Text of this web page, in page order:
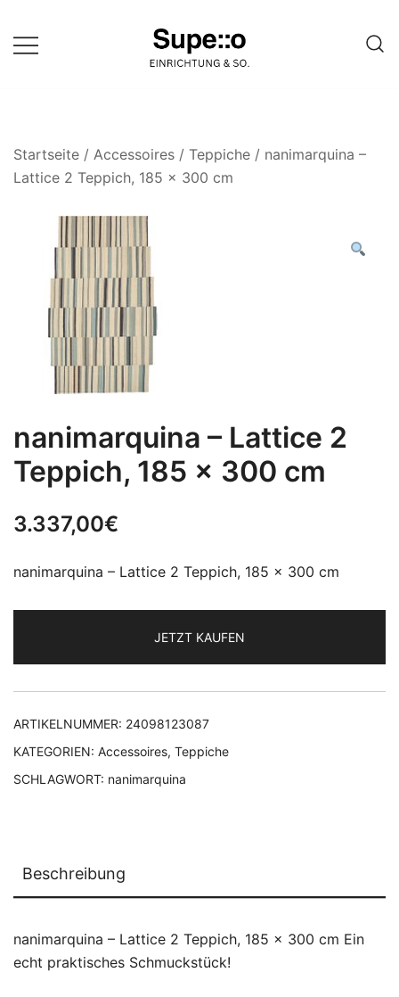
zum
Inhalt
einer Website
Startseite / Accessoires / Teppiche / nanimarquina –
Lattice 2 Teppich, 185 x 300 cm
nanimarquina – Lattice 2
Teppich, 185 x 300 cm
3.337,00€
nanimarquina – Lattice 2 Teppich, 185 x 300 cm
JETZT KAUFEN
ARTIKELNUMMER: 24098123087
KATEGORIEN: Accessoires, Teppiche
SCHLAGWORT: nanimarquina
Beschreibung
nanimarquina – Lattice 2 Teppich, 185 x 300 cm Ein
echt praktisches Schmuckstück!